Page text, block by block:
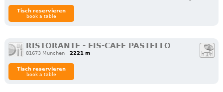
Tisch reservieren
book a table
RISTORANTE - EIS-CAFE PASTELLO
81673 München 2221 m
Tisch reservieren
book a table